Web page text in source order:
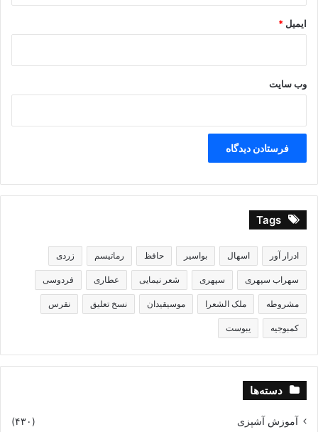
ایمیل *
وب‌ سایت
Tags
ادرار آور اسهال بواسیر حافظ رماتیسم زردی
سهراب سپهری سپهری شعر نیمایی عطاری فردوسی
مشروطه ملک الشعرا موسیقیدان نسخ تعلیق نقرس
کمبوجیه یبوست
دسته‌ها
آموزش آشپزی (۴۳۰)